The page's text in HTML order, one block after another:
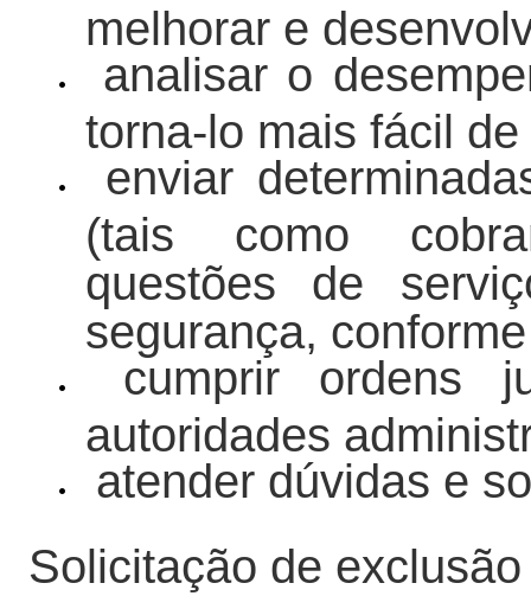
melhorar e
analisar o
torna-lo mais fácil de
enviar
(tais como
questões de
segurança,
cumprir ordens
autoridades
atender dúvidas e
Solicitação de